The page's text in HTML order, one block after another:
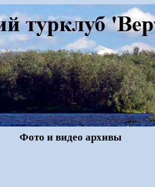
Фото и видео архивы